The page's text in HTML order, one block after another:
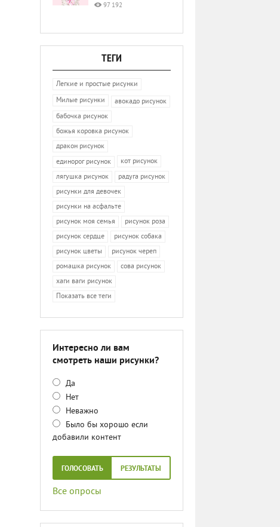
97 192
ТЕГИ
Легкие и простые рисунки
Милые рисунки
авокадо рисунок
бабочка рисунок
божья коровка рисунок
дракон рисунок
единорог рисунок
кот рисунок
лягушка рисунок
радуга рисунок
рисунки для девочек
рисунки на асфальте
рисунок моя семья
рисунок роза
рисунок сердце
рисунок собака
рисунок цветы
рисунок череп
ромашка рисунок
сова рисунок
хаги ваги рисунок
Показать все теги
Интересно ли вам
смотреть наши рисунки?
Да
Нет
Неважно
Было бы хорошо если
добавили контент
ГОЛОСОВАТЬ РЕЗУЛЬТАТЫ
Все опросы